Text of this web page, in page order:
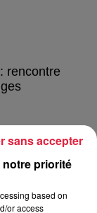
rencontre
notre priorité
based on
or access
sans accepter